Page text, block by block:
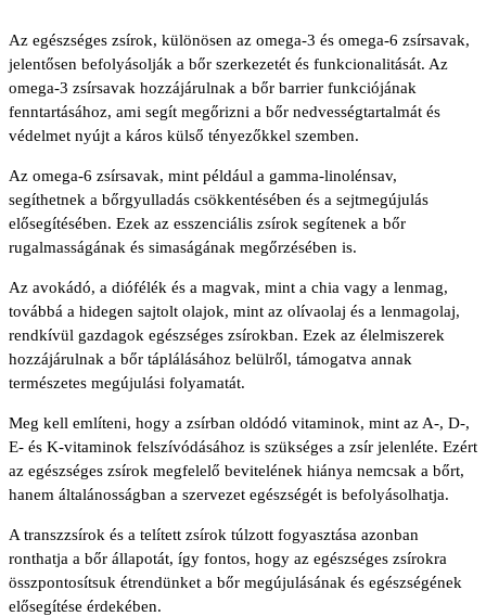
Az egészséges zsírok, különösen az omega-3 és omega-6 zsírsavak,
jelentősen befolyásolják a bőr szerkezetét és funkcionalitását. Az
omega-3 zsírsavak hozzájárulnak a bőr barrier funkciójának
fenntartásához, ami segít megőrizni a bőr nedvességtartalmát és
védelmet nyújt a káros külső tényezőkkel szemben.
Az omega-6 zsírsavak, mint például a gamma-linolénsav,
segíthetnek a bőrgyulladás csökkentésében és a sejtmegújulás
elősegítésében. Ezek az esszenciális zsírok segítenek a bőr
rugalmasságának és simaságának megőrzésében is.
Az avokádó, a diófélék és a magvak, mint a chia vagy a lenmag,
továbbá a hidegen sajtolt olajok, mint az olívaolaj és a lenmagolaj,
rendkívül gazdagok egészséges zsírokban. Ezek az élelmiszerek
hozzájárulnak a bőr táplálásához belülről, támogatva annak
természetes megújulási folyamatát.
Meg kell említeni, hogy a zsírban oldódó vitaminok, mint az A-, D-,
E- és K-vitaminok felszívódásához is szükséges a zsír jelenléte. Ezért
az egészséges zsírok megfelelő bevitelének hiánya nemcsak a bőrt,
hanem általánosságban a szervezet egészségét is befolyásolhatja.
A transzzsírok és a telített zsírok túlzott fogyasztása azonban
ronthatja a bőr állapotát, így fontos, hogy az egészséges zsírokra
összpontosítsuk étrendünket a bőr megújulásának és egészségének
elősegítése érdekében.